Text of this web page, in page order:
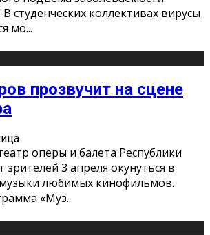
студенческих коллективах вирусы
мо...
прозвучит на сцене
оперы и балета Республики
3 апреля окунуться в
любимых кинофильмов.
«Муз...